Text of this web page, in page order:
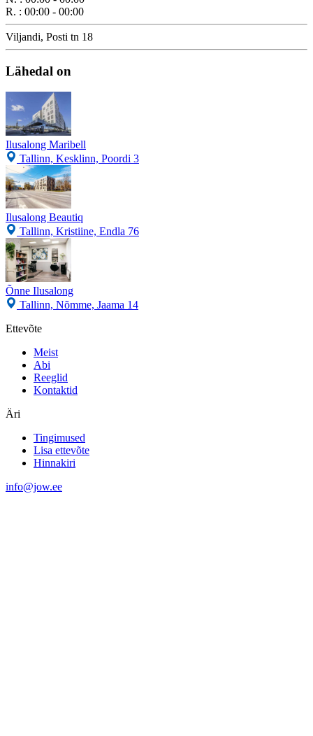
R. : 00:00 - 00:00
Viljandi, Posti tn 18
Lähedal on
Ilusalong Maribell
Tallinn, Kesklinn, Poordi 3
Ilusalong Beautiq
Tallinn, Kristiine, Endla 76
Õnne Ilusalong
Tallinn, Nõmme, Jaama 14
Ettevõte
Meist
Abi
Reeglid
Kontaktid
Äri
Tingimused
Lisa ettevõte
Hinnakiri
info@jow.ee